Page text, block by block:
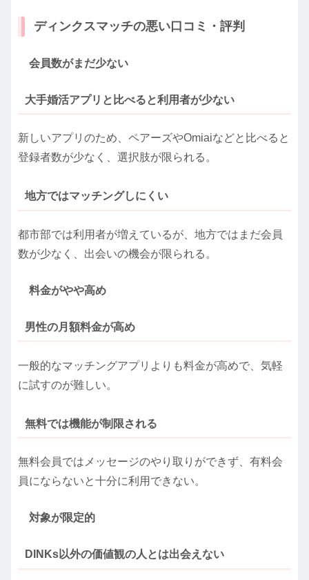
ディンクスマッチの悪い口コミ・評判
会員数がまだ少ない
大手婚活アプリと比べると利用者が少ない
新しいアプリのため、ペアーズやOmiaiなどと比べると
登録者数が少なく、選択肢が限られる。
地方ではマッチングしにくい
都市部では利用者が増えているが、地方ではまだ会員
数が少なく、出会いの機会が限られる。
料金がやや高め
男性の月額料金が高め
一般的なマッチングアプリよりも料金が高めで、気軽
に試すのが難しい。
無料では機能が制限される
無料会員ではメッセージのやり取りができず、有料会
員にならないと十分に利用できない。
対象が限定的
DINKs以外の価値観の人とは出会えない